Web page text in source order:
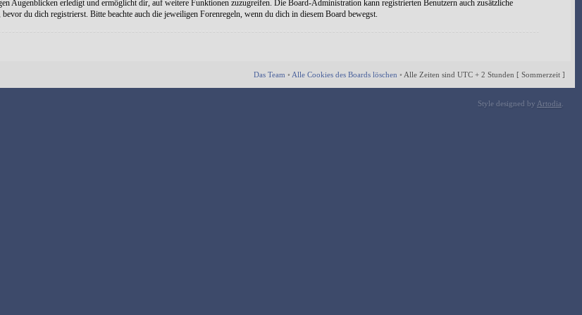
Augenblicken erledigt und ermöglicht dir, auf weitere Funktionen zuzugreifen. Die Board-Administration kann registrierten Benutzern auch zusätzliche
du dich registrierst. Bitte beachte auch die jeweiligen Forenregeln, wenn du dich in diesem Board bewegst.
Das Team • Alle Cookies des Boards löschen • Alle Zeiten sind UTC + 2 Stunden [ Sommerzeit ]
Style designed by Artodia